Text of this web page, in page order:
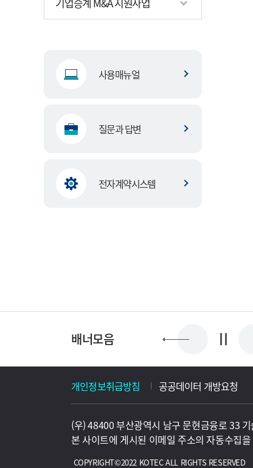
사용매뉴얼
질문과 답변
전자계약시스템
배너모음
개인정보취급방침 공공데이터 개방요청
(우) 48400 부산광역시 남구 문현금융로 33
본 사이트에 게시된 이메일 주소의 자동수집
COPYRIGHT©2022 KOTEC ALL RIGHTS RESERVED